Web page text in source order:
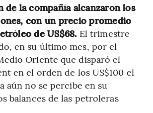
de la compañía alcanzaron los
con un precio promedio
de US$68. El trimestre
en su último mes, por el
Oriente que disparó el
en el orden de los US$100 el
aún no se percibe en su
balances de las petroleras